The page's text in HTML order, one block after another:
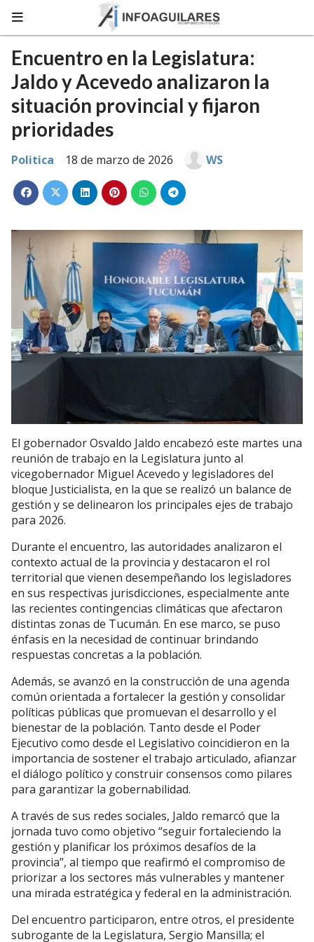
Encuentro en la Legislatura:
Jaldo y Acevedo analizaron la
situación provincial y fijaron
prioridades
Politica 18 de marzo de 2026 WS
El gobernador Osvaldo Jaldo encabezó este martes una
reunión de trabajo en la Legislatura junto al
vicegobernador Miguel Acevedo y legisladores del
bloque Justicialista, en la que se realizó un balance de
gestión y se delinearon los principales ejes de trabajo
para 2026.
Durante el encuentro, las autoridades analizaron el
contexto actual de la provincia y destacaron el rol
territorial que vienen desempeñando los legisladores
en sus respectivas jurisdicciones, especialmente ante
las recientes contingencias climáticas que afectaron
distintas zonas de Tucumán. En ese marco, se puso
énfasis en la necesidad de continuar brindando
respuestas concretas a la población.
Además, se avanzó en la construcción de una agenda
común orientada a fortalecer la gestión y consolidar
políticas públicas que promuevan el desarrollo y el
bienestar de la población. Tanto desde el Poder
Ejecutivo como desde el Legislativo coincidieron en la
importancia de sostener el trabajo articulado, afianzar
el diálogo político y construir consensos como pilares
para garantizar la gobernabilidad.
A través de sus redes sociales, Jaldo remarcó que la
jornada tuvo como objetivo “seguir fortaleciendo la
gestión y planificar los próximos desafíos de la
provincia”, al tiempo que reafirmó el compromiso de
priorizar a los sectores más vulnerables y mantener
una mirada estratégica y federal en la administración.
Del encuentro participaron, entre otros, el presidente
subrogante de la Legislatura, Sergio Mansilla; el